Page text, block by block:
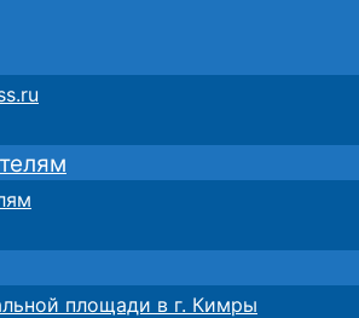
площади в г. Кимры